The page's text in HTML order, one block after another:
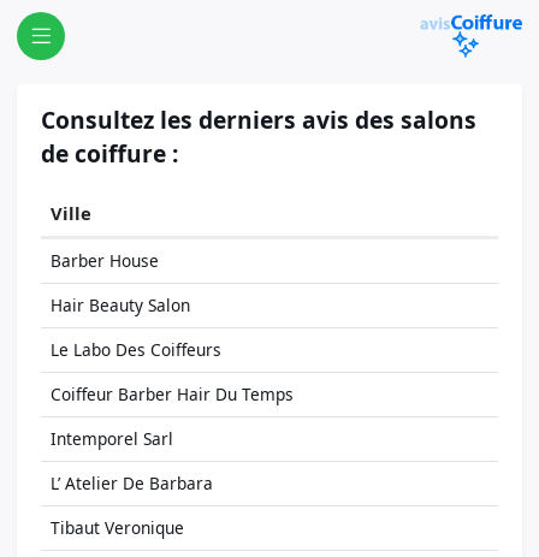
Consultez les derniers avis des salons
de coiffure :
Ville
Barber House
Hair Beauty Salon
Le Labo Des Coiffeurs
Coiffeur Barber Hair Du Temps
Intemporel Sarl
L’ Atelier De Barbara
Tibaut Veronique